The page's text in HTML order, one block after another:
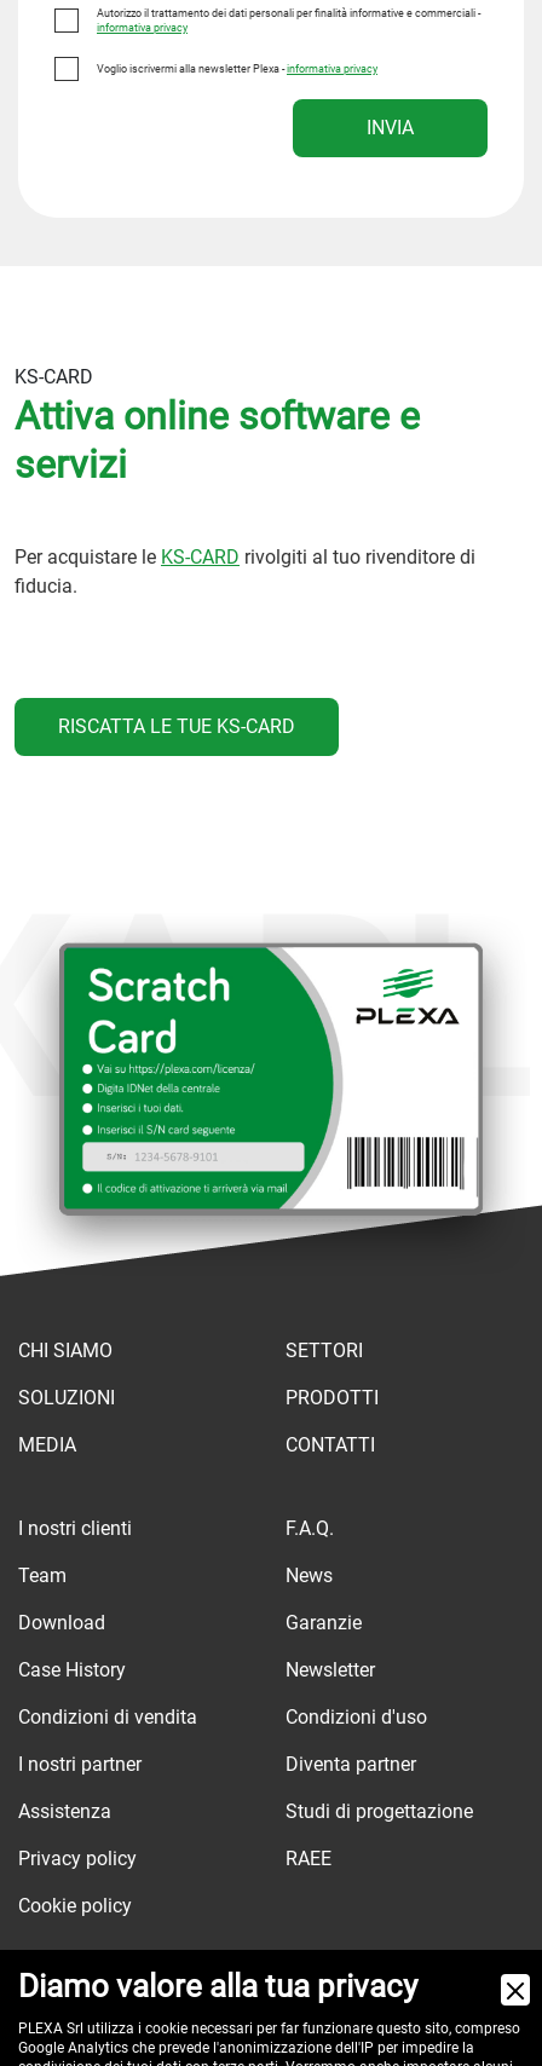
Autorizzo il trattamento dei dati personali per finalità informative e commerciali -
informativa privacy
Voglio iscrivermi alla newsletter Plexa -informativa privacy
INVIA
KS-CARD
Attiva online software e
servizi
Per acquistare le KS-CARD rivolgiti al tuo rivenditore di
fiducia.
RISCATTA LE TUE KS-CARD
Via dell'Orologio, 103
40037 Sasso Marconi (BO) - ITALY
CHI SIAMO SETTORI
SOLUZIONI PRODOTTI
MEDIA CONTATTI
I nostri clienti F.A.Q.
Team News
Download Garanzie
Case History Newsletter
Condizioni di vendita Condizioni d'uso
I nostri partner Diventa partner
Assistenza Studi di progettazione
Privacy policy RAEE
Cookie policy
Diamo valore alla tua privacy
PLEXA Srl utilizza i cookie necessari per far funzionare questo sito, compreso
Google Analytics che prevede l'anonimizzazione dell'IP per impedire la